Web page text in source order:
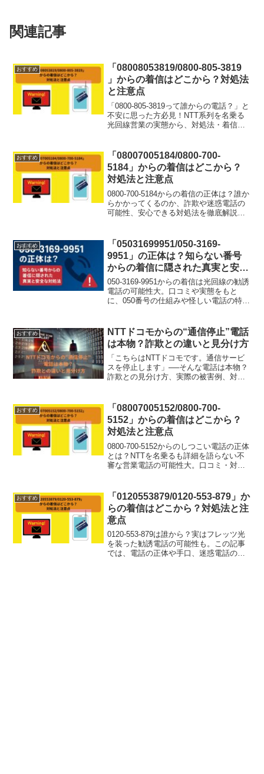
関連記事
おすすめ
「08008053819/0800‑805‑3819
」からの着信はどこから？対処法
と注意点
「0800-805-3819って誰からの電話？」と
不安に思った方必見！NTT系列を名乗る
光回線営業の実態から、対処法・着信拒
おすすめ
「08007005184/0800-700-
5184」からの着信はどこから？
対処法と注意点
0800-700-5184からの着信の正体は？誰か
らかかってくるのか、詐欺や迷惑電話の
可能性、安心できる対処法を徹底解説。
おすすめ
「05031699951/050-3169-
9951」の正体は？知らない番号
からの着信に隠された真実と安全
な対処法
050-3169-9951からの着信は光回線の勧誘
電話の可能性大。口コミや実態をもと
に、050番号の仕組みや怪しい電話の特
ぎましょう。
おすすめ
NTTドコモからの“通信停止”電話
は本物？詐欺との違いと見分け方
「こちらはNTTドコモです。通信サービ
スを停止します」──そんな電話は本物？
詐欺との見分け方、実際の被害例、対処
おすすめ
「08007005152/0800-700-
5152」からの着信はどこから？
対処法と注意点
0800-700-5152からのしつこい電話の正体
とは？NTTを名乗るも詳細を語らない不
審な営業電話の可能性大。口コミ・対処
おすすめ
「0120553879/0120-553-879」か
らの着信はどこから？対処法と注
意点
0120-553-879は誰から？実はフレッツ光
を装った勧誘電話の可能性も。この記事
では、電話の正体や手口、迷惑電話の見